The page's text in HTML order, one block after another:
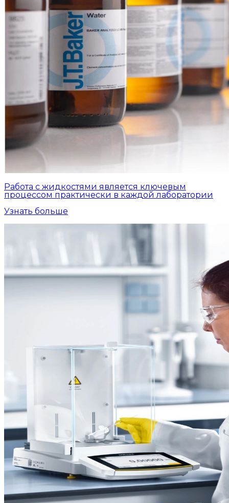
Работа с жидкостями является ключевым
процессом практически в каждой лаборатории
Узнать больше